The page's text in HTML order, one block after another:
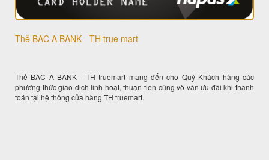
Thẻ BAC A BANK - TH true mart
Thẻ BAC A BANK - TH truemart mang đến cho Quý Khách hàng các
phương thức giao dịch linh hoạt, thuận tiện cùng vô vàn ưu đãi khi thanh
toán tại hệ thống cửa hàng TH truemart.